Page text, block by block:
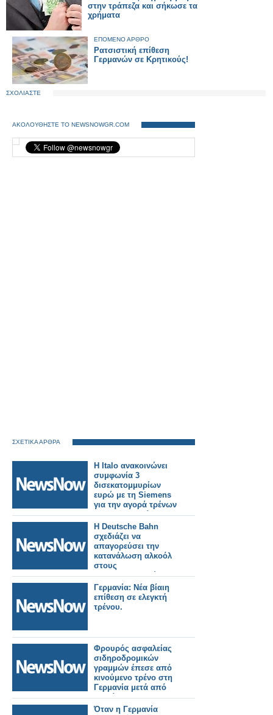
στην τράπεζα και σήκωσε τα
χρήματα
ΕΠΟΜΕΝΟ ΑΡΘΡΟ
Ρατσιστική επίθεση
Γερμανών σε Κρητικούς!
ΣΧΟΛΙΑΣΤΕ
ΑΚΟΛΟΥΘΗΣΤΕ ΤΟ NEWSNOWGR.COM
ΣΧΕΤΙΚΑ ΑΡΘΡΑ
Η Italo ανακοινώνει
συμφωνία 3
δισεκατομμυρίων
ευρώ με τη Siemens
για την αγορά τρένων
για τη Γερμανία.
Η Deutsche Bahn
σχεδιάζει να
απαγορεύσει την
κατανάλωση αλκοόλ
στους
σιδηροδρομικούς
σταθμούς στη
Γερμανία.
Γερμανία: Νέα βίαιη
επίθεση σε ελεγκτή
τρένου.
Φρουρός ασφαλείας
σιδηροδρομικών
γραμμών έπεσε από
κινούμενο τρένο στη
Γερμανία μετά από
διαμάχη.
Όταν η Γερμανία